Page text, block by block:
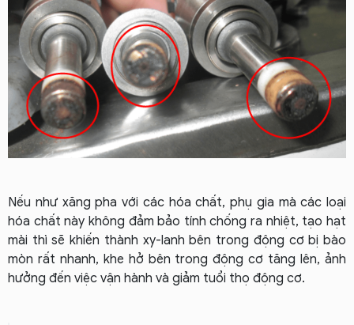
Nếu như xăng pha với các hóa chất, phụ gia mà các loại
hóa chất này không đảm bảo tính chống ra nhiệt, tạo hạt
mài thì sẽ khiến thành xy-lanh bên trong động cơ bị bào
mòn rất nhanh, khe hở bên trong động cơ tăng lên, ảnh
hưởng đến việc vận hành và giảm tuổi thọ động cơ.